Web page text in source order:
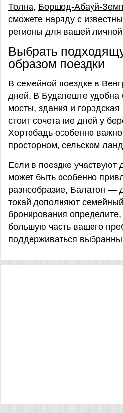
Толна, Боршод-Абауй-
сможете наряду с
регионы для вашей
Выбрать
образом поездки
В семейной поездке в
дней. В Будапеште удобна
мосты, здания и
стоит сочетание дней у
Хортобадь особенно
просторном, сельском
Если в поездке участвуют
может быть особенно
разнообразие, Балатон —
токай дополняют
бронирования
большую часть вашего
поддерживаться